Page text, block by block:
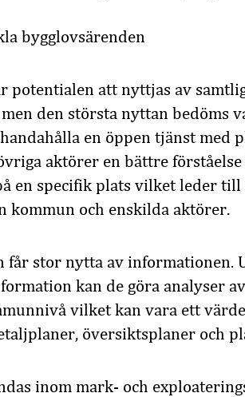
bygglovsärenden
potentialen att nyttjas av
den största nyttan bedöms
en öppen tjänst med
aktörer en bättre
en specifik plats vilket leder
kommun och enskilda aktörer.
får stor nytta av informationen.
kan de göra analyser
vilket kan vara ett
översiktsplaner och
inom mark- och